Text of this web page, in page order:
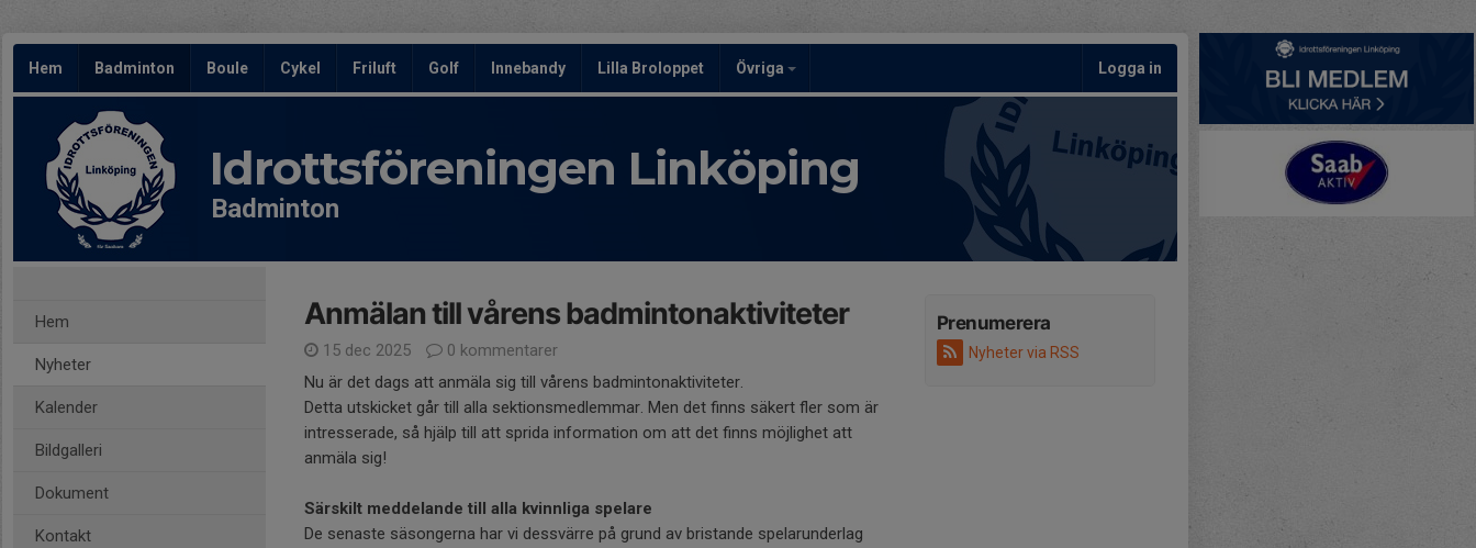
Hem Badminton Boule Cykel Friluft Golf Innebandy Lilla Broloppet Övriga Logga in
Idrottsföreningen Linköping
Badminton
Hem
Nyheter
Kalender
Bildgalleri
Dokument
Kontakt
Prenumerera
Nyheter via RSS
Anmälan till vårens badmintonaktiviteter
15 dec 2025
0 kommentarer
Nu är det dags att anmäla sig till vårens badmintonaktiviteter.
Detta utskicket går till alla sektionsmedlemmar. Men det finns säkert fler som är
intresserade, så hjälp till att sprida information om att det finns möjlighet att
anmäla sig!
Särskilt meddelande till alla kvinnliga spelare
De senaste säsongerna har vi dessvärre på grund av bristande spelarunderlag